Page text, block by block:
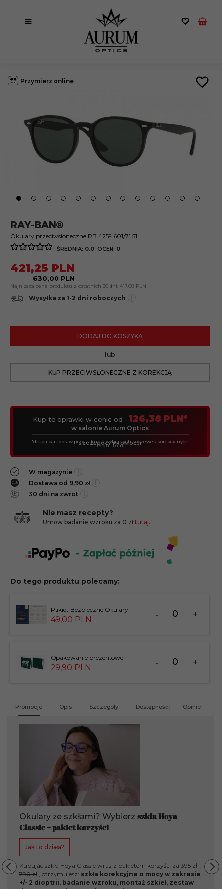
Przymierz online
RAY-BAN®
Okulary przeciwsłoneczne RB 4259 601/71 51
ŚREDNIA: 0.0 OCEN: 0
Kup te oprawki w cenie od 126,38 PLN*
w salonie Aurum Optics
*druga para opraw przy zakupie wybranych soczewek korekcyjnych
SZCZEGÓŁY PROMOCJI
Regulamin
W magazynie
Dostawa od 9,90 zł
30 dni na zwrot
421,25 PLN
630,00 PLN
Najniższa cena produktu z ostatnich 30 dni: 417.08 PLN
Wysyłka za 1-2 dni roboczych
DODAJ DO KOSZYKA
lub
KUP PRZECIWSŁONECZNE Z KOREKCJĄ
Nie masz recepty?
Umów badanie wzroku za 0 złtutaj.
Do tego produktu polecamy:
Pakiet Bezpieczne Okulary
49,00 PLN
dla
Opakowanie prezentowe
29,90 PLN
dla
Promocje Opis Szczegóły Dostępność produktu
Opinie
Okulary ze szkłami? Wybierz szkła Hoya
Classic + pakiet korzyści
Jak to działa?
Kupując szkła Hoya Classic wraz z pakietem korzyści za 395 zł
790 zł , otrzymujesz: szkła korekcyjne o mocy w zakresie
+/- 2 dioptrii, badanie wzroku, montaż szkieł, zestaw